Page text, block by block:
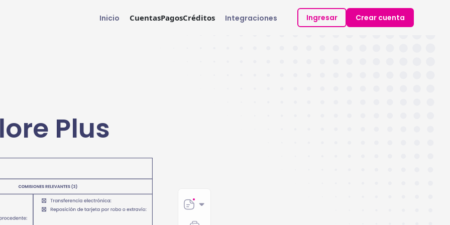
Inicio CuentasPagosCréditos Integraciones Ingresar Crear cuenta
Plus